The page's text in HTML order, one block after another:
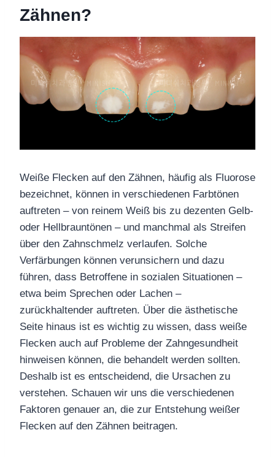
Zähnen?
Weiße Flecken auf den Zähnen, häufig als Fluorose
bezeichnet, können in verschiedenen Farbtönen
auftreten – von reinem Weiß bis zu dezenten Gelb-
oder Hellbrauntönen – und manchmal als Streifen
über den Zahnschmelz verlaufen. Solche
Verfärbungen können verunsichern und dazu
führen, dass Betroffene in sozialen Situationen –
etwa beim Sprechen oder Lachen –
zurückhaltender auftreten. Über die ästhetische
Seite hinaus ist es wichtig zu wissen, dass weiße
Flecken auch auf Probleme der Zahngesundheit
hinweisen können, die behandelt werden sollten.
Deshalb ist es entscheidend, die Ursachen zu
verstehen. Schauen wir uns die verschiedenen
Faktoren genauer an, die zur Entstehung weißer
Flecken auf den Zähnen beitragen.